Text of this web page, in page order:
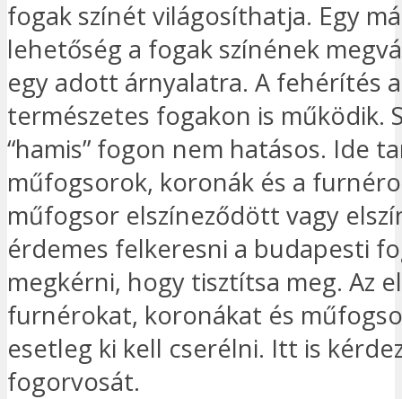
fogak színét világosíthatja. Egy
lehetőség a fogak színének
egy adott árnyalatra. A fehérítés a
természetes fogakon is működik.
“hamis” fogon nem hatásos. Ide
műfogsorok, koronák és a
műfogsor elszíneződött vagy
érdemes felkeresni a budapesti
megkérni, hogy tisztítsa meg. Az
furnérokat, koronákat és
esetleg ki kell cserélni. Itt is
fogorvosát.